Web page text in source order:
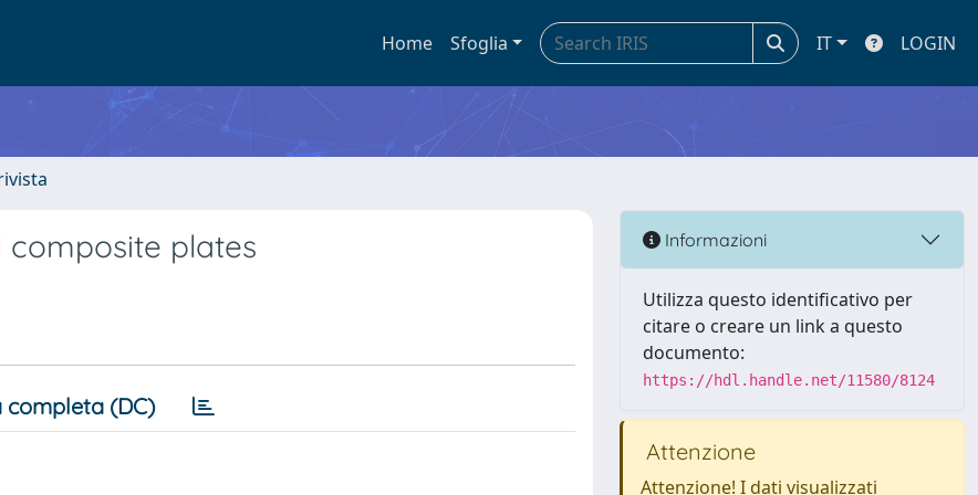
Home Sfoglia IT LOGIN
plates
completa (DC)
Informazioni
Utilizza questo identificativo per
citare o creare un link a questo
documento:
https://hdl.handle.net/11580/8124
Attenzione
Attenzione! I dati visualizzati